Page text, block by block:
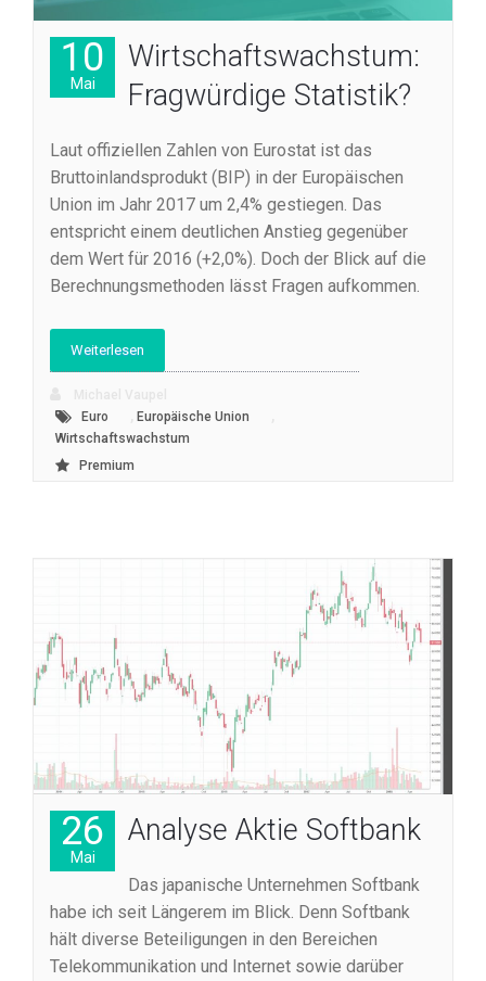
10
Mai
Wirtschaftswachstum:
Fragwürdige Statistik?
Laut offiziellen Zahlen von Eurostat ist das
Bruttoinlandsprodukt (BIP) in der Europäischen
Union im Jahr 2017 um 2,4% gestiegen. Das
entspricht einem deutlichen Anstieg gegenüber
dem Wert für 2016 (+2,0%). Doch der Blick auf die
Berechnungsmethoden lässt Fragen aufkommen.
Weiterlesen
Euro
Europäische Union
Wirtschaftswachstum
Premium
26
Mai
Analyse Aktie Softbank
Das japanische Unternehmen Softbank
habe ich seit Längerem im Blick. Denn Softbank
hält diverse Beteiligungen in den Bereichen
Telekommunikation und Internet sowie darüber